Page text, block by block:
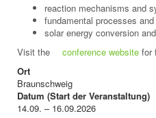
reaction mechanisms and
fundamental processes
solar energy conversion
Visit the
conference website for
Ort
Braunschweig
Datum (Start der Veranstaltung)
14.09. – 16.09.2026